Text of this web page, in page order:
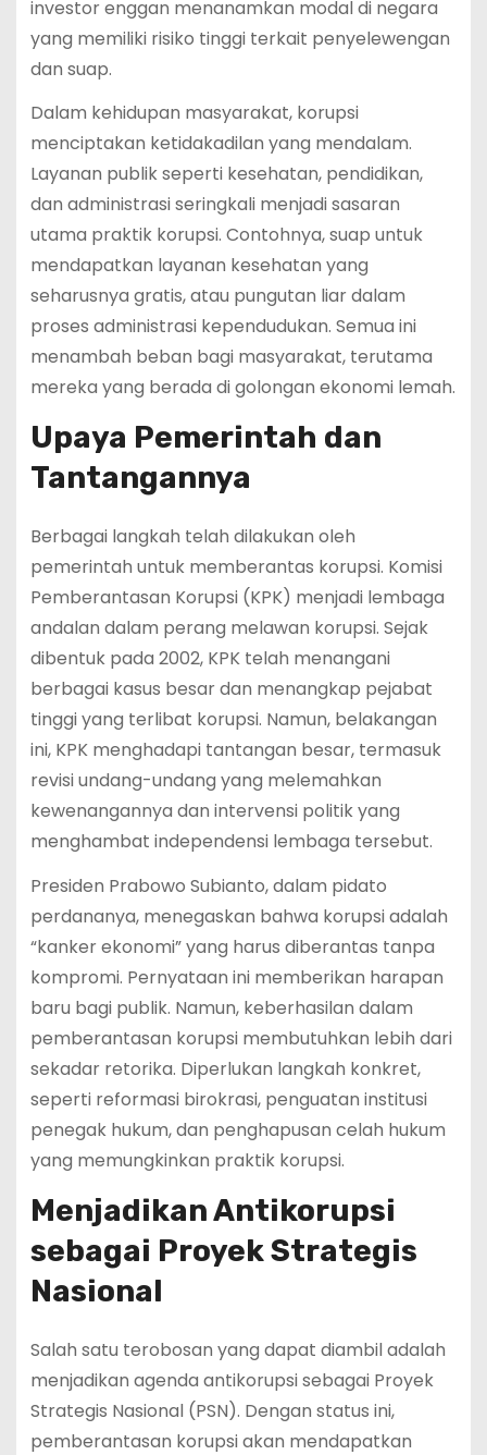
investor enggan menanamkan modal di negara
yang memiliki risiko tinggi terkait penyelewengan
dan suap.
Dalam kehidupan masyarakat, korupsi
menciptakan ketidakadilan yang mendalam.
Layanan publik seperti kesehatan, pendidikan,
dan administrasi seringkali menjadi sasaran
utama praktik korupsi. Contohnya, suap untuk
mendapatkan layanan kesehatan yang
seharusnya gratis, atau pungutan liar dalam
proses administrasi kependudukan. Semua ini
menambah beban bagi masyarakat, terutama
mereka yang berada di golongan ekonomi lemah.
Upaya Pemerintah dan
Tantangannya
Berbagai langkah telah dilakukan oleh
pemerintah untuk memberantas korupsi. Komisi
Pemberantasan Korupsi (KPK) menjadi lembaga
andalan dalam perang melawan korupsi. Sejak
dibentuk pada 2002, KPK telah menangani
berbagai kasus besar dan menangkap pejabat
tinggi yang terlibat korupsi. Namun, belakangan
ini, KPK menghadapi tantangan besar, termasuk
revisi undang-undang yang melemahkan
kewenangannya dan intervensi politik yang
menghambat independensi lembaga tersebut.
Presiden Prabowo Subianto, dalam pidato
perdananya, menegaskan bahwa korupsi adalah
“kanker ekonomi” yang harus diberantas tanpa
kompromi. Pernyataan ini memberikan harapan
baru bagi publik. Namun, keberhasilan dalam
pemberantasan korupsi membutuhkan lebih dari
sekadar retorika. Diperlukan langkah konkret,
seperti reformasi birokrasi, penguatan institusi
penegak hukum, dan penghapusan celah hukum
yang memungkinkan praktik korupsi.
Menjadikan Antikorupsi
sebagai Proyek Strategis
Nasional
Salah satu terobosan yang dapat diambil adalah
menjadikan agenda antikorupsi sebagai Proyek
Strategis Nasional (PSN). Dengan status ini,
pemberantasan korupsi akan mendapatkan